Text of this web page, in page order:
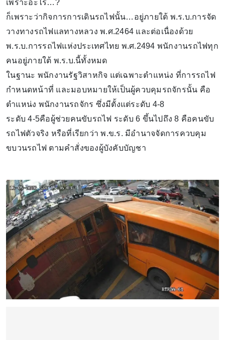
เพราะอะไร…?
ก็เพราะว่ากิจการการเดินรถไฟนั้น…อยู่ภายใต้ พ.ร.บ.การจัด
วางทางรถไฟแลทางหลวง พ.ศ.2464 และต่อเนื่องด้วย
พ.ร.บ.การรถไฟแห่งประเทศไทย พ.ศ.2494 พนักงานรถไฟทุก
คนอยู่ภายใต้ พ.ร.บ.นี้ทั้งหมด
ในฐานะ พนักงานรัฐวิสาหกิจ แต่เฉพาะตำแหน่ง ที่การรถไฟ
กำหนดหน้าที่ และมอบหมายให้เป็นผู้ควบคุมรถจักรนั้น คือ
ตำแหน่ง พนักงานรถจักร ซึ่งมีตั้งแต่ระดับ 4-8
ระดับ 4-5คือผู้ช่วยคนขับรถไฟ ระดับ 6 ขึ้นไปถึง 8 คือคนขับ
รถไฟตัวจริง หรือที่เรียกว่า พ.ข.ร. มีอำนาจจัดการควบคุม
ขบวนรถไฟ ตามคำสั่งของผู้บังคับบัญชา